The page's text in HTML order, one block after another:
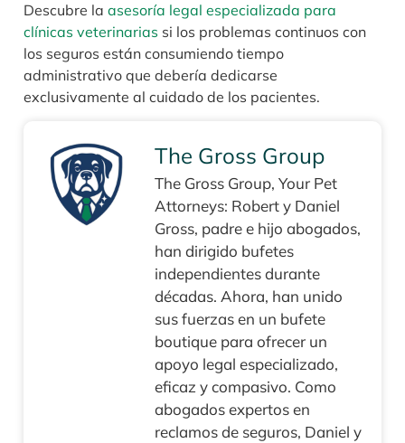
Descubre la asesoría legal especializada para
clínicas veterinarias si los problemas continuos con
los seguros están consumiendo tiempo
administrativo que debería dedicarse
exclusivamente al cuidado de los pacientes.
The Gross Group
The Gross Group, Your Pet
Attorneys: Robert y Daniel
Gross, padre e hijo abogados,
han dirigido bufetes
independientes durante
décadas. Ahora, han unido
sus fuerzas en un bufete
boutique para ofrecer un
apoyo legal especializado,
eficaz y compasivo. Como
abogados expertos en
reclamos de seguros, Daniel y